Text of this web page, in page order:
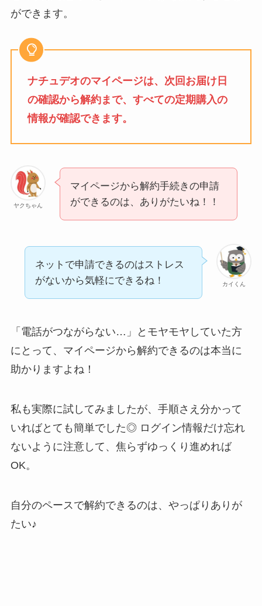
ができます。
ナチュデオのマイページは、 次回お届け日
の確認から解約まで、すべての定期購入の
情報が確認できます。
ヤクちゃん
マイページから解約手続きの申請
ができるのは、ありがたいね！！
カイくん
ネットで申請できるのはストレス
がないから気軽にできるね！
「電話がつながらない…」とモヤモヤしていた方
にとって、マイページから解約できるのは本当に
助かりますよね！
私も実際に試してみましたが、手順さえ分かって
いればとても簡単でした◎ ログイン情報だけ忘れ
ないように注意して、焦らずゆっくり進めれば
OK。
自分のペースで解約できるのは、やっぱりありが
たい♪